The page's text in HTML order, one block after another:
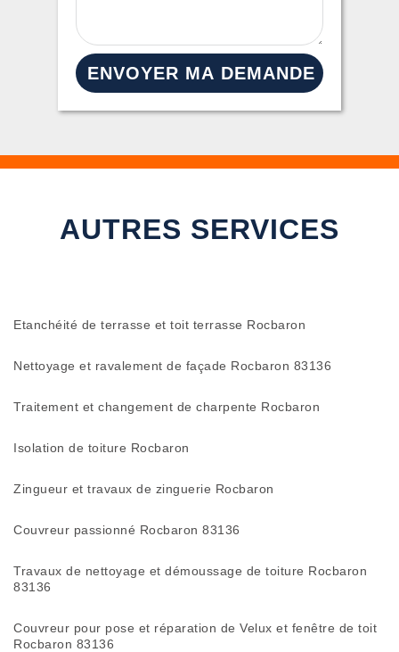
AUTRES SERVICES
Etanchéité de terrasse et toit terrasse Rocbaron
Nettoyage et ravalement de façade Rocbaron 83136
Traitement et changement de charpente Rocbaron
Isolation de toiture Rocbaron
Zingueur et travaux de zinguerie Rocbaron
Couvreur passionné Rocbaron 83136
Travaux de nettoyage et démoussage de toiture Rocbaron
83136
Couvreur pour pose et réparation de Velux et fenêtre de toit
Rocbaron 83136